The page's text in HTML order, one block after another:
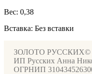
Вес: 0,38
Вставка: Без вставки
ЗОЛОТО РУССКИХ©
ИП Русских Анна
ОГРНИП